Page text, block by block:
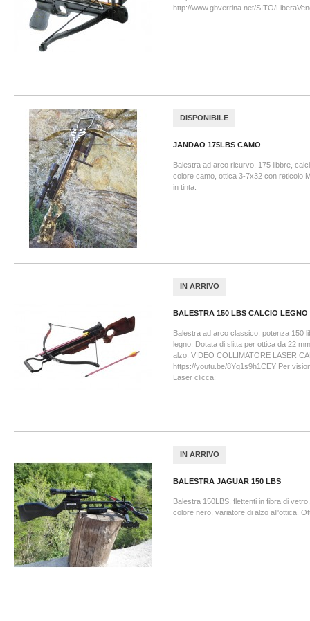
http://www.gbverrina.net/SITO/
DISPONIBILE
JANDAO 175LBS CAMO
Balestra ad arco ricurvo, 175 libbre,
colore camo, ottica 3-7x32 con reticolo
in tinta.
IN ARRIVO
BALESTRA 150 LBS CALCIO LEGNO
Balestra ad arco classico, potenza 150
legno. Dotata di slitta per ottica da 22
alzo. VIDEO COLLIMATORE LASER
https://youtu.be/8Yg1s9h1CEY Per
Laser clicca:
IN ARRIVO
BALESTRA JAGUAR 150 LBS
Balestra 150LBS, flettenti in fibra di
colore nero, variatore di alzo all'ottica.